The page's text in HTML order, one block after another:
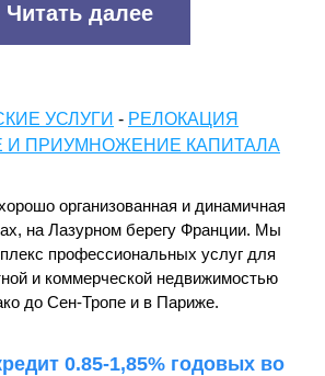
Читать далее
УСЛУГИ - РЕЛОКАЦИЯ
И ПРИУМНОЖЕНИЕ КАПИТАЛА
организованная и динамичная
на Лазурном берегу Франции. Мы
профессиональных услуг для
и коммерческой недвижимостью
до Сен-Тропе и в Париже.
0.85-1,85% годовых во